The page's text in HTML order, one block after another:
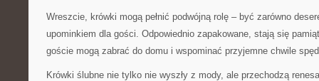
Wreszcie, krówki mogą pełnić podwójną rolę – być zarówno
upominkiem dla gości. Odpowiednio zapakowane, stają się
goście mogą zabrać do domu i wspominać przyjemne chwile
Krówki ślubne nie tylko nie wyszły z mody, ale przechodzą